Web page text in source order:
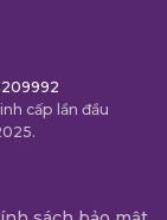
cấp lần đầu